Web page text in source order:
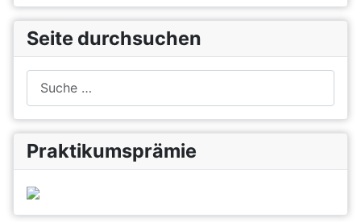
Seite durchsuchen
Praktikumsprämie